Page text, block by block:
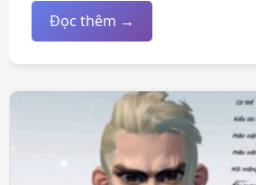
Đọc thêm →